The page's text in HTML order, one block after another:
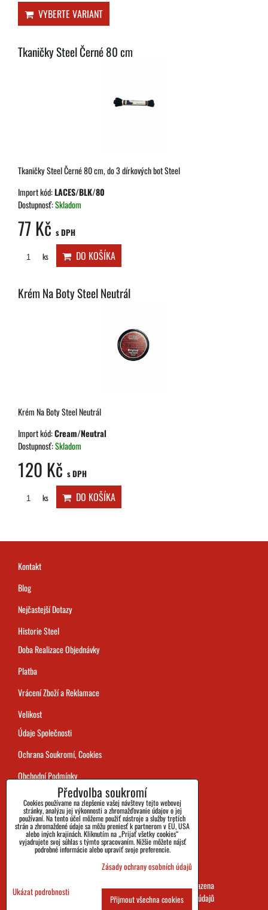
VYBERTE VARIANT
Tkaničky Steel Černé 80 cm
Tkaničky Steel Černé 80 cm, do 3 dírkových bot Steel
Import kód:LACES/BLK/80
Dostupnosť:Skladom
77 Kč s DPH
ks DO KOŠÍKA
Krém Na Boty Steel Neutrál
Krém Na Boty Steel Neutrál
Import kód:Cream/Neutral
Dostupnosť:Skladom
120 Kč s DPH
ks DO KOŠÍKA
Kontakt
Blog
Nejčastejší Dotazy
Historie Steel
Doba Realizace Objednávky
Platba
Vrácení Zboží a Reklamace
Velikost
Údaje Společnosti
Ochrana Soukromí, Cookies
Obchodní Podmínky
Sledování Zásilek
SHOES&BOOTS s.r.o. 2026 všechna práva vyhrazena
Předvolby soukromí Zásady ochrany osobních údajů
Předvolba soukromí
Cookies používame na zlepšenie vašej návštevy tejto webovej
stránky, analýzu jej výkonnosti a zhromažďovanie údajov o jej
používaní. Na tento účel môžeme použiť nástroje a služby tretích
strán a zhromaždené údaje sa môžu preniesť k partnerom v EÚ, USA
alebo iných krajinách. Kliknutím na „Prijať všetky cookies“
vyjadrujete svoj súhlas s týmto spracovaním. Nižšie môžete nájsť
podrobné informácie alebo upraviť svoje preferencie.
Zásady ochrany osobních údajů
Ukázat podrobnosti
Přijmout všechna cookies